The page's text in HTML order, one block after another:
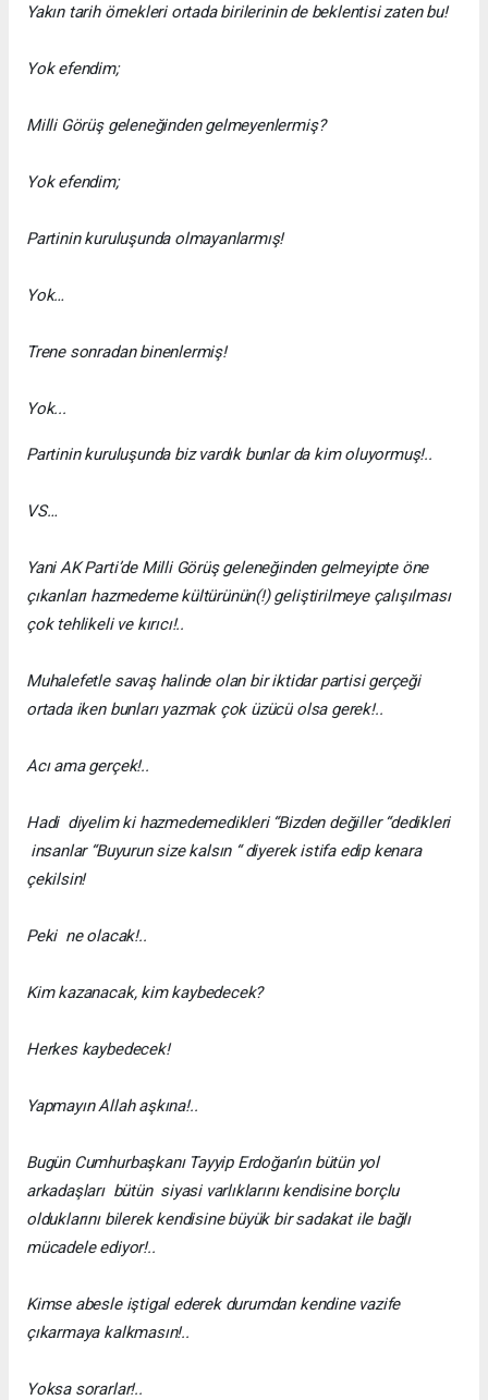
Yakın tarih örnekleri ortada birilerinin de beklentisi zaten bu!
Yok efendim;
Milli Görüş geleneğinden gelmeyenlermiş?
Yok efendim;
Partinin kuruluşunda olmayanlarmış!
Yok…
Trene sonradan binenlermiş!
Yok...
Partinin kuruluşunda biz vardık bunlar da kim oluyormuş!..
VS…
Yani AK Parti’de Milli Görüş geleneğinden gelmeyipte öne
çıkanları hazmedeme kültürünün(!) geliştirilmeye çalışılması
çok tehlikeli ve kırıcı!..
Muhalefetle savaş halinde olan bir iktidar partisi gerçeği
ortada iken bunları yazmak çok üzücü olsa gerek!..
Acı ama gerçek!..
Hadi diyelim ki hazmedemedikleri “Bizden değiller “dedikleri
insanlar “Buyurun size kalsın “ diyerek istifa edip kenara
çekilsin!
Peki ne olacak!..
Kim kazanacak, kim kaybedecek?
Herkes kaybedecek!
Yapmayın Allah aşkına!..
Bugün Cumhurbaşkanı Tayyip Erdoğan’ın bütün yol
arkadaşları bütün siyasi varlıklarını kendisine borçlu
olduklarını bilerek kendisine büyük bir sadakat ile bağlı
mücadele ediyor!..
Kimse abesle iştigal ederek durumdan kendine vazife
çıkarmaya kalkmasın!..
Yoksa sorarlar!..